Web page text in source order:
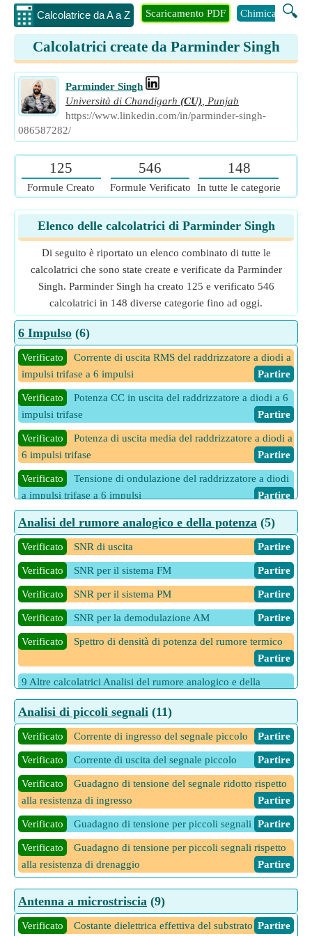
Calcolatrice da A a Z 🔍
Scaricamento PDF Chimica
Calcolatrici create da Parminder Singh
Parminder Singh
Università di Chandigarh (CU)
Punjab
https://www.linkedin.com/in/parminder-singh-
086587282/
125
Formule Creato
546
Formule Verificato
148
In tutte le categorie
Elenco delle calcolatrici di Parminder Singh
Di seguito è riportato un elenco combinato di tutte le
calcolatrici che sono state create e verificate da Parminder
Singh. Parminder Singh ha creato 125 e verificato 546
calcolatrici in 148 diverse categorie fino ad oggi.
6 Impulso (6)
Verificato
Corrente di uscita RMS del raddrizzatore a diodi a
impulsi trifase a 6 impulsi
Partire
Verificato
Potenza CC in uscita del raddrizzatore a diodi a 6
impulsi trifase
Partire
Verificato
Potenza di uscita media del raddrizzatore a diodi a
6 impulsi trifase
Partire
Verificato
Tensione di ondulazione del raddrizzatore a diodi
a impulsi trifase a 6 impulsi
Partire
Creato
Tensione di uscita media del raddrizzatore a diodi
trifase a 6 impulsi
Partire
trifase a 6 impulsi
Partire
Analisi del rumore analogico e della potenza (5)
Verificato SNR di uscita Partire
Verificato SNR per il sistema FM Partire
Verificato SNR per il sistema PM Partire
Verificato SNR per la demodulazione AM Partire
Verificato
Spettro di densità di potenza del rumore termico
Partire
9 Altre calcolatrici Analisi del rumore analogico e della
potenza
Partire
Analisi di piccoli segnali (11)
Verificato Corrente di ingresso del segnale piccolo Partire
Verificato Corrente di uscita del segnale piccolo Partire
Verificato
Guadagno di tensione del segnale ridotto rispetto
alla resistenza di ingresso
Partire
Verificato Guadagno di tensione per piccoli segnali Partire
Verificato
Guadagno di tensione per piccoli segnali rispetto
alla resistenza di drenaggio
Partire
Verificato
Porta alla tensione di origine nel segnale piccolo
Verificato
Tensione da gate a sorgente rispetto alla resistenza
Antenna a microstriscia (9)
Verificato Costante dielettrica effettiva del substrato Partire